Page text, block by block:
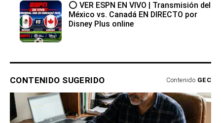
⭕ VER ESPN EN VIVO | Transmisión del
México vs. Canadá EN DIRECTO por
Disney Plus online
CONTENIDO SUGERIDO Contenido GEC